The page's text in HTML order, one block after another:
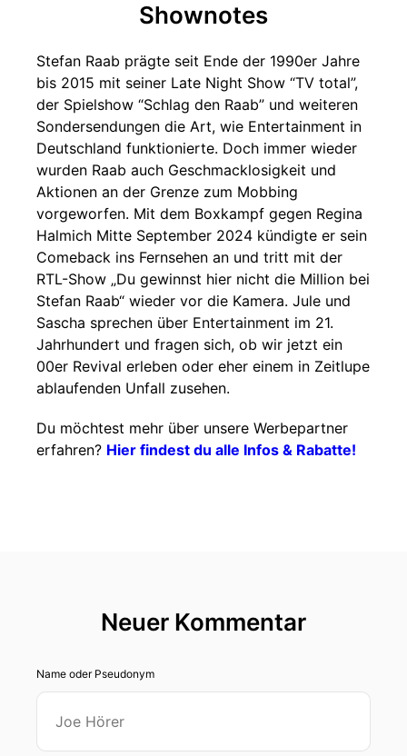
Shownotes
Stefan Raab prägte seit Ende der 1990er Jahre
bis 2015 mit seiner Late Night Show “TV total”,
der Spielshow “Schlag den Raab” und weiteren
Sondersendungen die Art, wie Entertainment in
Deutschland funktionierte. Doch immer wieder
wurden Raab auch Geschmacklosigkeit und
Aktionen an der Grenze zum Mobbing
vorgeworfen. Mit dem Boxkampf gegen Regina
Halmich Mitte September 2024 kündigte er sein
Comeback ins Fernsehen an und tritt mit der
RTL-Show „Du gewinnst hier nicht die Million bei
Stefan Raab“ wieder vor die Kamera. Jule und
Sascha sprechen über Entertainment im 21.
Jahrhundert und fragen sich, ob wir jetzt ein
00er Revival erleben oder eher einem in Zeitlupe
ablaufenden Unfall zusehen.
Du möchtest mehr über unsere Werbepartner
erfahren? Hier findest du alle Infos & Rabatte!
Neuer Kommentar
Name oder Pseudonym